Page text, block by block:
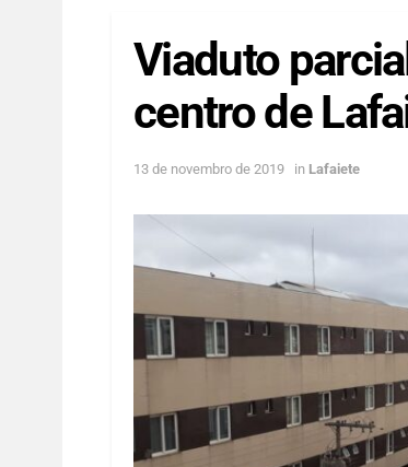
Viaduto
centro de
13 de novembro de 2019 in Lafaiete